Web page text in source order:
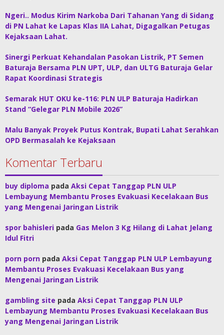
Ngeri.. Modus Kirim Narkoba Dari Tahanan Yang di Sidang
di PN Lahat ke Lapas Klas IIA Lahat, Digagalkan Petugas
Kejaksaan Lahat.
Sinergi Perkuat Kehandalan Pasokan Listrik, PT Semen
Baturaja Bersama PLN UPT, ULP, dan ULTG Baturaja Gelar
Rapat Koordinasi Strategis
Semarak HUT OKU ke-116: PLN ULP Baturaja Hadirkan
Stand “Gelegar PLN Mobile 2026”
Malu Banyak Proyek Putus Kontrak, Bupati Lahat Serahkan
OPD Bermasalah ke Kejaksaan
Komentar Terbaru
buy diploma pada Aksi Cepat Tanggap PLN ULP
Lembayung Membantu Proses Evakuasi Kecelakaan Bus
yang Mengenai Jaringan Listrik
spor bahisleri pada Gas Melon 3 Kg Hilang di Lahat Jelang
Idul Fitri
porn porn pada Aksi Cepat Tanggap PLN ULP Lembayung
Membantu Proses Evakuasi Kecelakaan Bus yang
Mengenai Jaringan Listrik
gambling site pada Aksi Cepat Tanggap PLN ULP
Lembayung Membantu Proses Evakuasi Kecelakaan Bus
yang Mengenai Jaringan Listrik